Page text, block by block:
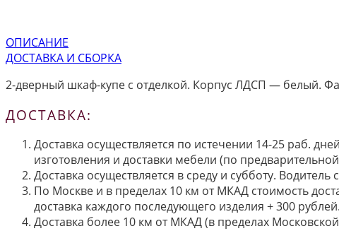
ОПИСАНИЕ
ДОСТАВКА И СБОРКА
2-дверный шкаф-купе с отделкой. Корпус ЛДСП — белый.
ДОСТАВКА:
Доставка осуществляется по истечении 14-25 раб.
изготовления и доставки мебели (по
Доставка осуществляется в среду и субботу.
По Москве и в пределах 10 км от МКАД стоимость
доставка каждого последующего изделия + 300 рублей.
Доставка более 10 км от МКАД (в пределах